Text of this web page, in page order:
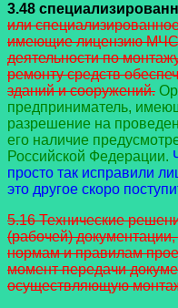
3.48
или
имеющие лицензию МЧС
деятельности по
ремонту средств
зданий и сооружений.
предприниматель,
разрешение на
его наличие
Российской Федерации.
просто так исправили
это другое скоро
5.16 Технические
(рабочей)
нормам и правилам
момент передачи
осуществляющую